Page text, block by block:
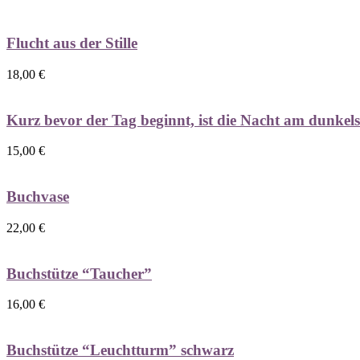
Flucht aus der Stille
18,00 €
Kurz bevor der Tag beginnt, ist die Nacht am
15,00 €
Buchvase
22,00 €
Buchstütze “Taucher”
16,00 €
Buchstütze “Leuchtturm” schwarz